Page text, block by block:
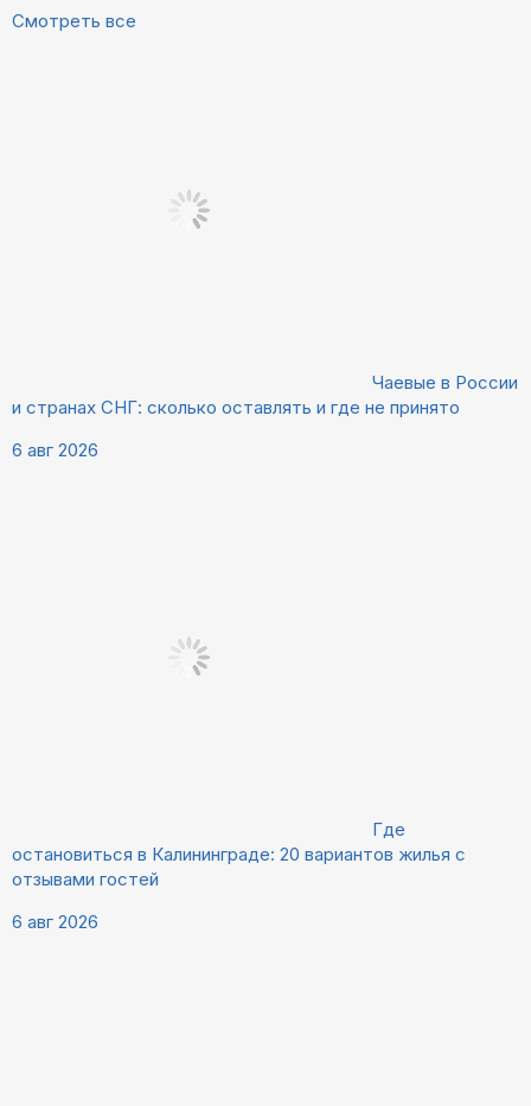
Смотреть все
Чаевые в России
и странах СНГ: сколько оставлять и где не принято
6 авг 2026
Где
остановиться в Калининграде: 20 вариантов жилья с
отзывами гостей
6 авг 2026